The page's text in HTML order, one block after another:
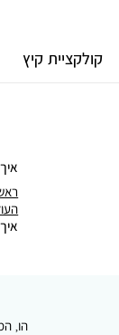
קולקציית קיץ
הו,